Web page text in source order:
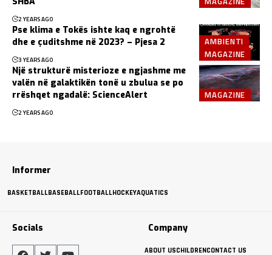
2 YEARS AGO
AMBIENTI
MAGAZINE
Pse klima e Tokës ishte kaq e ngrohtë
dhe e çuditshme në 2023? – Pjesa 2
3 YEARS AGO
MAGAZINE
Një strukturë misterioze e ngjashme me
valën në galaktikën tonë u zbulua se po
rrëshqet ngadalë: ScienceAlert
2 YEARS AGO
Informer
BASKETBALLBASEBALLFOOTBALLHOCKEYAQUATICS
Socials Company
ABOUT USCHILDRENCONTACT US